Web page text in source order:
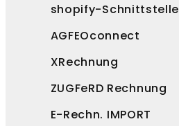
shopify-Schnittstelle
AGFEOconnect
XRechnung
ZUGFeRD Rechnung
E-Rechn. IMPORT